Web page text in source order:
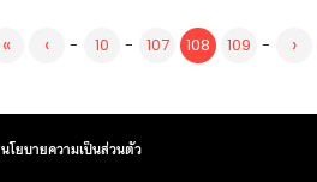
« ‹ - 10 - 107 108 109 - ›
นโยบายความเป็นส่วนตัว